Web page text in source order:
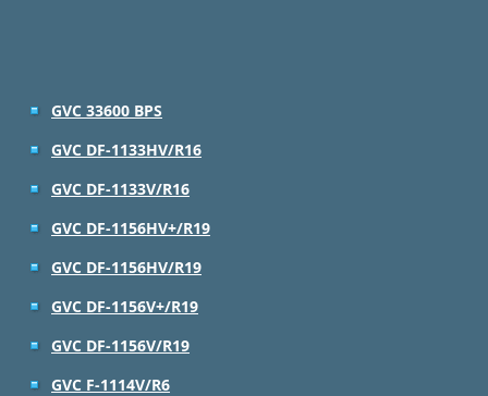
GVC 33600 BPS
GVC DF-1133HV/R16
GVC DF-1133V/R16
GVC DF-1156HV+/R19
GVC DF-1156HV/R19
GVC DF-1156V+/R19
GVC DF-1156V/R19
GVC F-1114V/R6